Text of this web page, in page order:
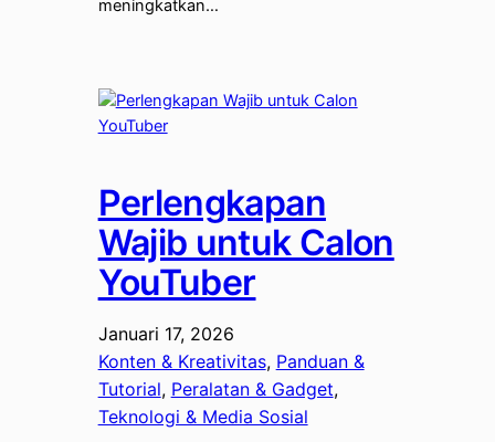
meningkatkan…
Perlengkapan
Wajib untuk Calon
YouTuber
Januari 17, 2026
Konten & Kreativitas, Panduan &
Tutorial, Peralatan & Gadget ,
Teknologi & Media Sosial